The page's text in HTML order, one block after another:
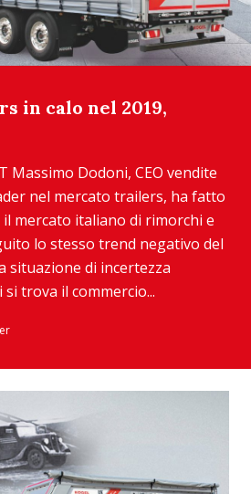
in calo nel 2019,
Massimo Dodoni, CEO vendite
nel mercato trailers, ha fatto
il mercato italiano di rimorchi e
lo stesso trend negativo del
situazione di incertezza
trova il commercio...